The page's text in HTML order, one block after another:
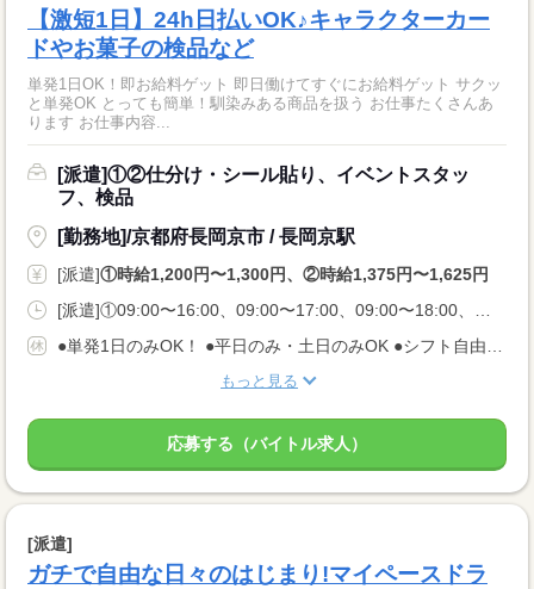
【激短1日】24h日払いOK♪キャラクターカー
ドやお菓子の検品など
単発1日OK！即お給料ゲット 即日働けてすぐにお給料ゲット サクッ
と単発OK とっても簡単！馴染みある商品を扱う お仕事たくさんあ
ります お仕事内容...
[派遣]①②仕分け・シール貼り、イベントスタッ
フ、検品
[勤務地]/京都府長岡京市 / 長岡京駅
[派遣]①時給1,200円〜1,300円、②時給1,375円〜1,625円
もっと見る
応募する（バイトル求人）
[派遣]
ガチで自由な日々のはじまり!マイペースドラ